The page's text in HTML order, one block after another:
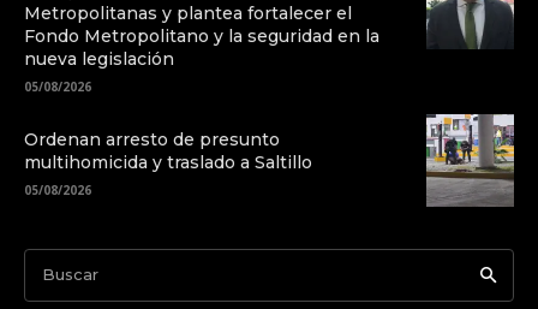
Metropolitanas y plantea fortalecer el
Fondo Metropolitano y la seguridad en la
nueva legislación
05/08/2026
Ordenan arresto de presunto
multihomicida y traslado a Saltillo
05/08/2026
Buscar